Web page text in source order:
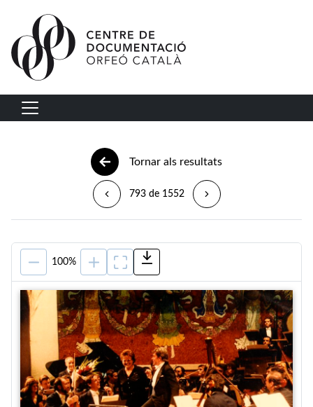
Vés al contingut
Navegació principal
Tornar als resultats
793 de 1552
100%